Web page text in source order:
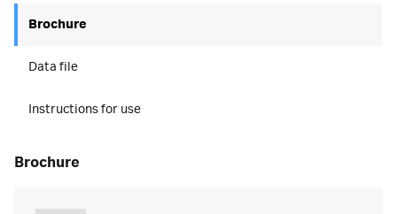
Brochure
Data file
Instructions for use
brochure